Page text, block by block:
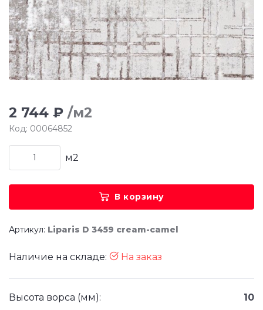
2 744 ₽ /м2
Код: 00064852
м2
В корзину
Артикул: Liparis D 3459 cream-camel
Наличие на складе: На заказ
Высота ворса (мм):
10